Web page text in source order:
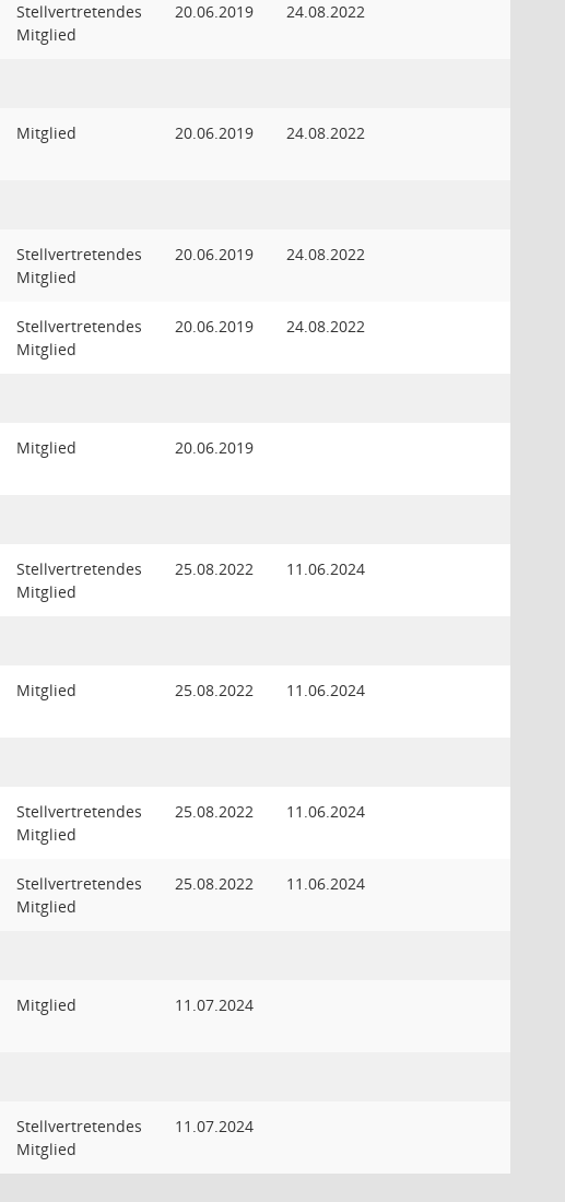
Stellvertretendes
Mitglied
20.06.2019 24.08.2022
Mitglied 20.06.2019 24.08.2022
Stellvertretendes
Mitglied
20.06.2019 24.08.2022
Stellvertretendes
Mitglied
20.06.2019 24.08.2022
Mitglied 20.06.2019
Stellvertretendes
Mitglied
25.08.2022 11.06.2024
Mitglied 25.08.2022 11.06.2024
Stellvertretendes
Mitglied
25.08.2022 11.06.2024
Stellvertretendes
Mitglied
25.08.2022 11.06.2024
Mitglied 11.07.2024
Stellvertretendes
Mitglied
11.07.2024